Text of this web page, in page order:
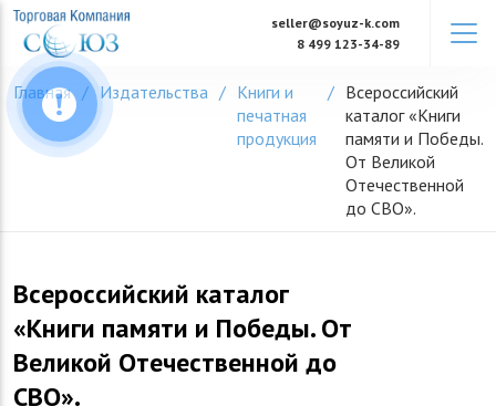
Skip
content
seller@soyuz-k.com
8 499 123-34-89
Главная Издательства
Книги и
печатная
продукция
Всероссийский
каталог «Книги
памяти и Победы.
От Великой
Отечественной
до СВО».
Всероссийский каталог
«Книги памяти и Победы. От
Великой Отечественной до
СВО».